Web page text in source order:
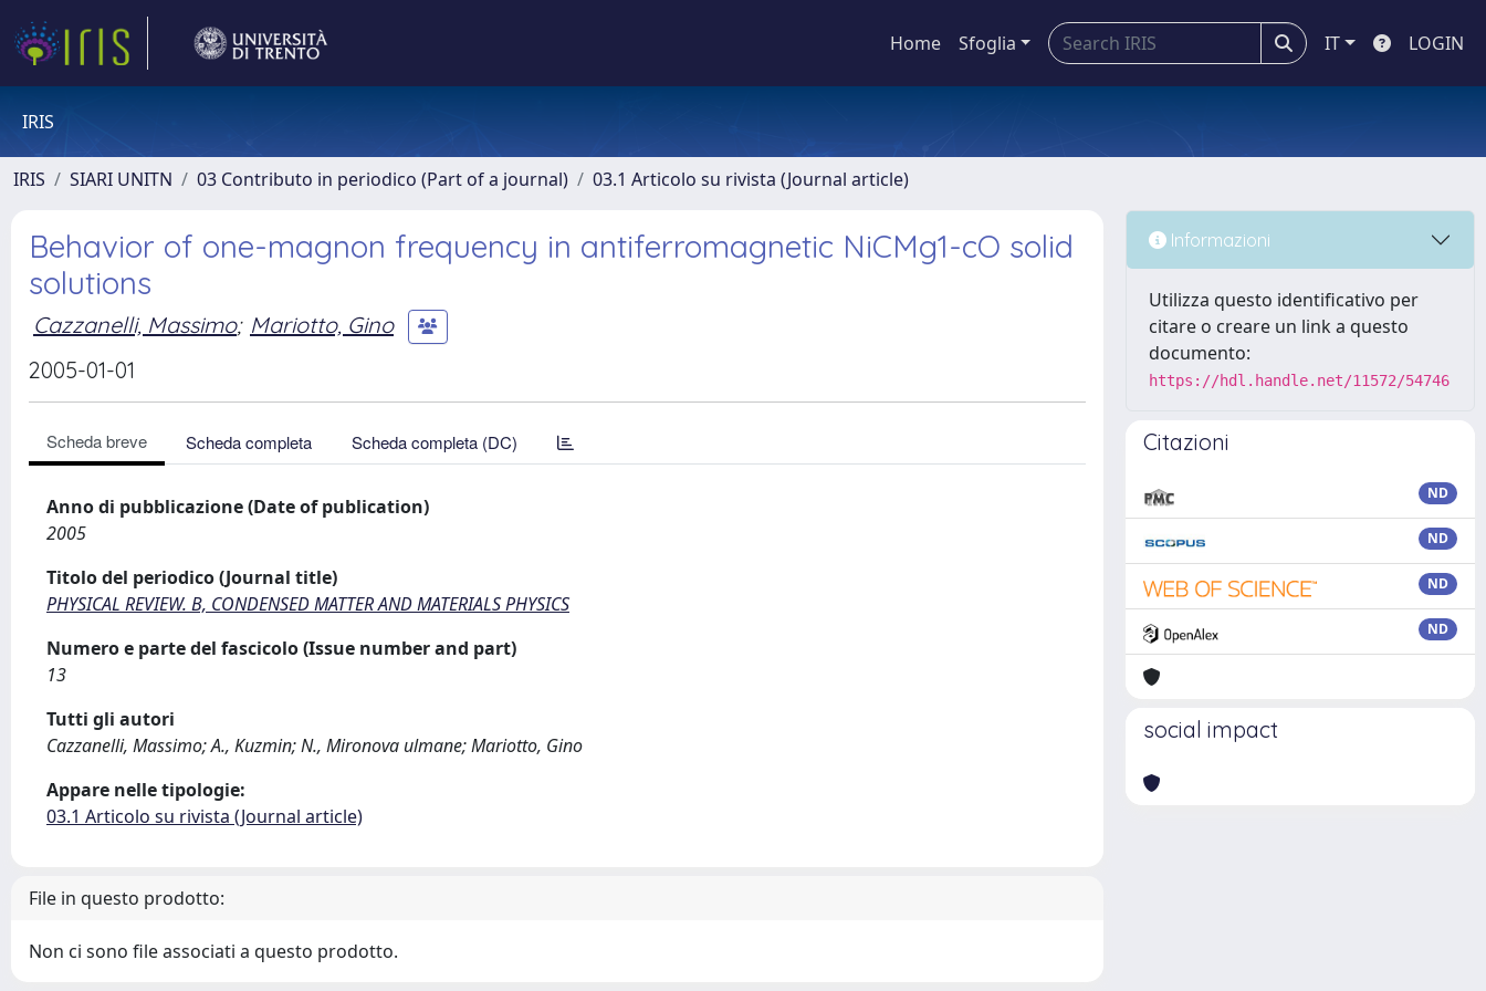
Home Sfoglia IT LOGIN
IRIS
IRIS SIARI UNITN 03 Contributo in periodico (Part of a journal) 03.1 Articolo su rivista (Journal article)
Behavior of one-magnon frequency in antiferromagnetic NiCMg1-cO solid
solutions
Cazzanelli, Massimo; Mariotto, Gino
2005-01-01
Scheda breve Scheda completa Scheda completa (DC)
Anno di pubblicazione (Date of publication)
2005
Titolo del periodico (Journal title)
PHYSICAL REVIEW. B, CONDENSED MATTER AND MATERIALS PHYSICS
Numero e parte del fascicolo (Issue number and part)
13
Tutti gli autori
Cazzanelli, Massimo; A., Kuzmin; N., Mironova ulmane; Mariotto, Gino
Appare nelle tipologie:
03.1 Articolo su rivista (Journal article)
File in questo prodotto:
Non ci sono file associati a questo prodotto.
Informazioni
Utilizza questo identificativo per
citare o creare un link a questo
documento:
https://hdl.handle.net/11572/54746
Citazioni
ND
ND
ND
ND
social impact